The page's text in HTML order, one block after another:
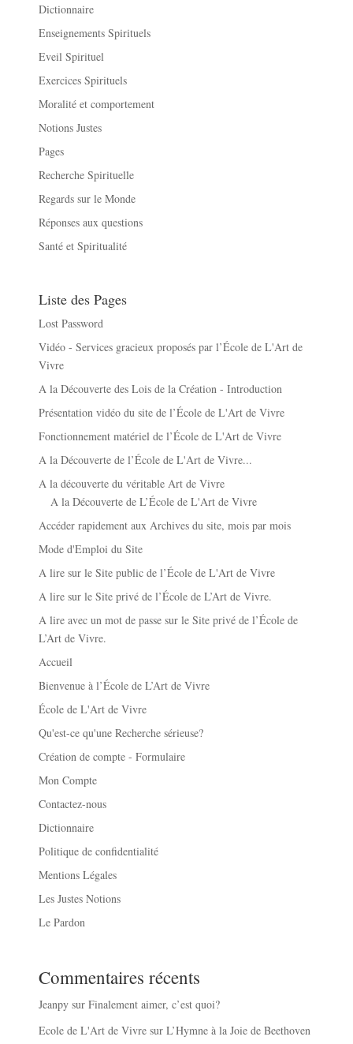
Dictionnaire
Enseignements Spirituels
Eveil Spirituel
Exercices Spirituels
Moralité et comportement
Notions Justes
Pages
Recherche Spirituelle
Regards sur le Monde
Réponses aux questions
Santé et Spiritualité
Liste des Pages
Lost Password
Vidéo - Services gracieux proposés par l’École de L'Art de
Vivre
A la Découverte des Lois de la Création - Introduction
Présentation vidéo du site de l’École de L'Art de Vivre
Fonctionnement matériel de l’École de L'Art de Vivre
A la Découverte de l’École de L'Art de Vivre...
A la découverte du véritable Art de Vivre
A la Découverte de L’École de L'Art de Vivre
Accéder rapidement aux Archives du site, mois par mois
Mode d'Emploi du Site
A lire sur le Site public de l’École de L'Art de Vivre
A lire sur le Site privé de l’École de L’Art de Vivre.
A lire avec un mot de passe sur le Site privé de l’École de
L’Art de Vivre.
Accueil
Bienvenue à l’École de L’Art de Vivre
École de L'Art de Vivre
Qu'est-ce qu'une Recherche sérieuse?
Création de compte - Formulaire
Mon Compte
Contactez-nous
Dictionnaire
Politique de confidentialité
Mentions Légales
Les Justes Notions
Le Pardon
Commentaires récents
Jeanpy surFinalement aimer, c’est quoi?
Ecole de L'Art de Vivre surL’Hymne à la Joie de Beethoven